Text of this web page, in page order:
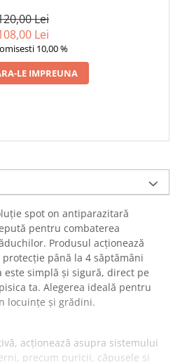
Lei
Lei
10,00 %
LE IMPREUNA
spot on antiparazitară
pentru combaterea
Produsul acționează
până la 4 săptămâni
simplă și sigură, direct pe
ta. Alegerea ideală pentru
locuințe și grădini.
acționează asupra sistemului
precum puricii, căpușele și